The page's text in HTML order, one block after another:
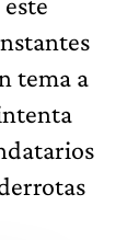
tema a